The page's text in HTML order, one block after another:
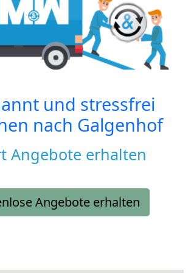
und stressfrei
nach Galgenhof
Angebote erhalten
Angebote erhalten